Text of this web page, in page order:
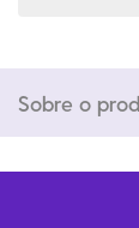
Sobre o